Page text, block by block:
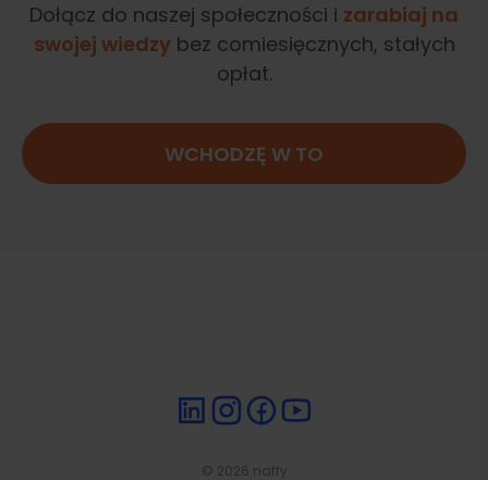
Dołącz do naszej społeczności i zarabiaj na
swojej wiedzybez comiesięcznych, stałych
opłat.
WCHODZĘ W TO
© 2026 naffy